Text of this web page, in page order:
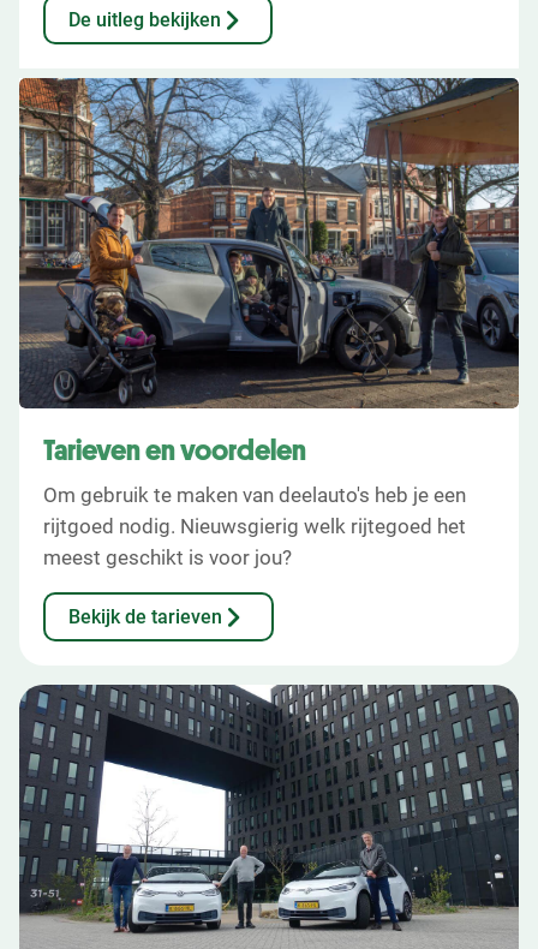
De uitleg bekijken
Tarieven en voordelen
Om gebruik te maken van deelauto's heb je een
rijtgoed nodig. Nieuwsgierig welk rijtegoed het
meest geschikt is voor jou?
Bekijk de tarieven